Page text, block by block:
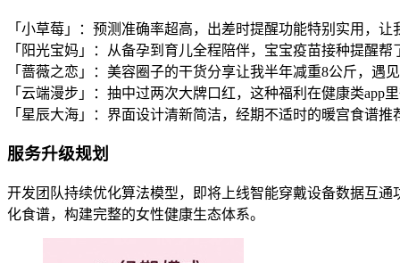
「小草莓」：预测准确率超高，出差时提醒功能特别实用，
「阳光宝妈」：从备孕到育儿全程陪伴，宝宝疫苗接种提醒帮
「蔷薇之恋」：美容圈子的干货分享让我半年减重8公斤，遇
「云端漫步」：抽中过两次大牌口红，这种福利在健康类app
「星辰大海」：界面设计清新简洁，经期不适时的暖宫食谱推
服务升级规划
开发团队持续优化算法模型，即将上线智能穿戴设备数据互
化食谱，构建完整的女性健康生态体系。